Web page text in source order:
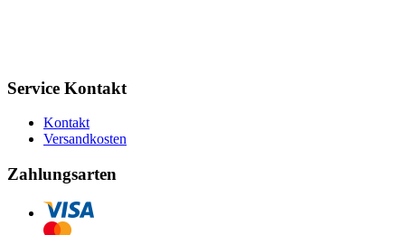
Service Kontakt
Kontakt
Versandkosten
Zahlungsarten